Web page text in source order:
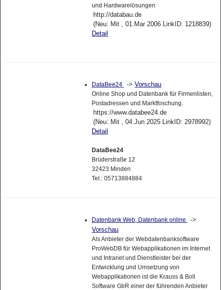
und Hardwarelösungen
http://databau.de
(Neu: Mit , 01.Mar 2006 LinkID: 1218839)
Detail
DataBee24 -> Vorschau
Online Shop und Datenbank für Firmenlisten,
Postadressen und Marktfoschung.
https://www.databee24.de
(Neu: Mit , 04.Jun 2025 LinkID: 2978992)
Detail
DataBee24
Brüderstraße 12
32423 Minden
Tel.: 05713884884
Datenbank Web, Datenbank online
->
Vorschau
Als Anbieter der Webdatenbanksoftware
ProWebDB für Webapplikationen im Internet
und Intranet und Dienstleister bei der
Entwicklung und Umsetzung von
Webapplikationen ist die Krauss & Boll
Software GbR einer der führenden Anbieter